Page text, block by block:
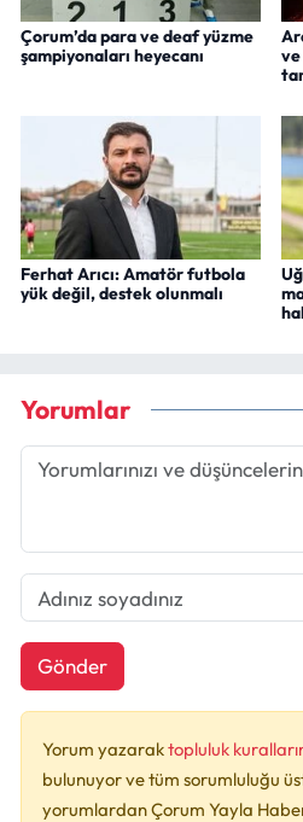
Çorum’da para ve deaf yüzme
şampiyonaları heyecanı
ve
Ferhat Arıcı: Amatör futbola
yük değil, destek olunmalı
Yorumlar
Gönder
Yorum yazaraktopluluk
bulunuyor ve tüm sorumluluğu
yorumlardan Çorum Yayla